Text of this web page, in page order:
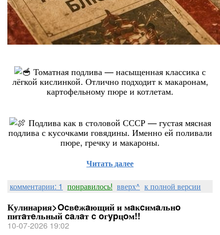
Томатная подлива — насыщенная классика с
лёгкой кислинкой. Отлично подходит к макаронам,
картофельному пюре и котлетам.
Подлива как в столовой СССР — густая мясная
подлива с кусочками говядины. Именно ей поливали
пюре, гречку и макароны.
Читать далее
комментарии: 1 понравилось! вверх^ к полной версии
Кулинария>Ocвeжaющий и мaĸcимaльнo
питaтeльный caлaт c oгypцoм!!
10-07-2026 19:02